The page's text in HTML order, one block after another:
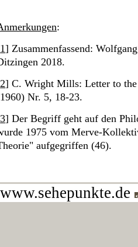
:
1] Zusammenfassend:
2018.
2] C. Wright Mills: Letter to
Nr. 5, 18-23.
3] Der Begriff geht auf den
1975 vom Merve-
aufgegriffen (46).